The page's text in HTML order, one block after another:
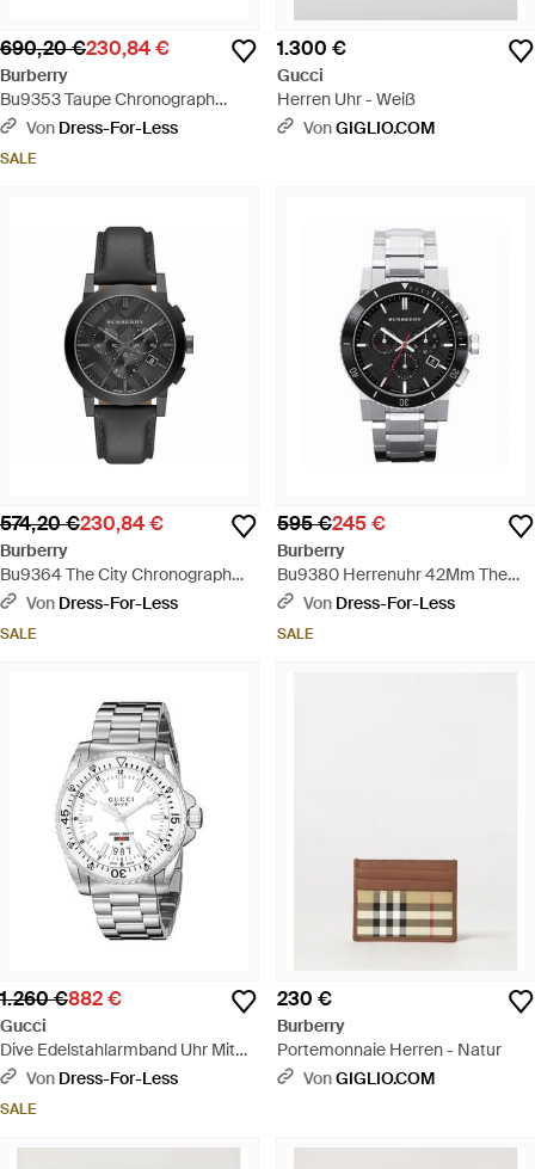
690,20 €230,84 €
Burberry
Bu9353 Taupe Chronograph
Zifferblatt Rose Plattiert Stahl
Von Dress-For-Less
SALE
1.300 €
Gucci
Herren Uhr - Weiß
VonGIGLIO.COM
574,20 €230,84 €
Burberry
Bu9364 The City Chronograph
Herrenuhr - Schwarz
Von Dress-For-Less
SALE
595 €245 €
Burberry
Bu9380 Herrenuhr 42Mm The
City - Mettallic
Von Dress-For-Less
SALE
1.260 €882 €
Gucci
Dive Edelstahlarmband Uhr Mit
Weißem Zifferblatt Für Herren -
Von Dress-For-Less
SALE
230 €
Burberry
Portemonnaie Herren - Natur
VonGIGLIO.COM